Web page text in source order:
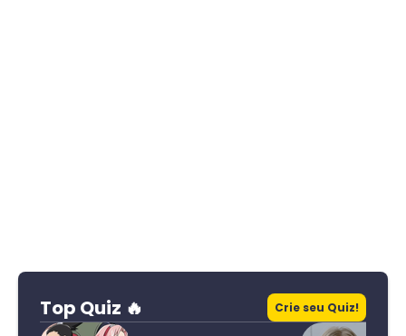
Top Quiz 🔥 Crie seu Quiz!